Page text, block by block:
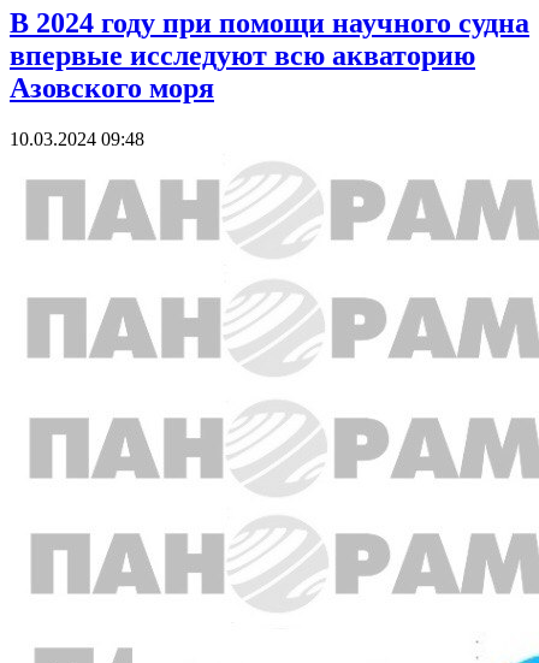
В 2024 году при помощи научного судна
впервые исследуют всю акваторию
Азовского моря
10.03.2024 09:48